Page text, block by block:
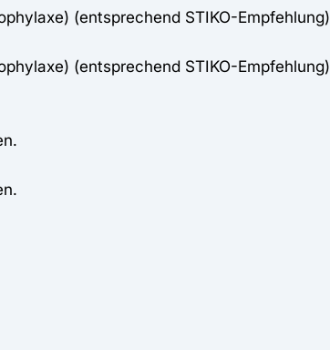
(entsprechend STIKO-Empfehlung)
(entsprechend STIKO-Empfehlung)